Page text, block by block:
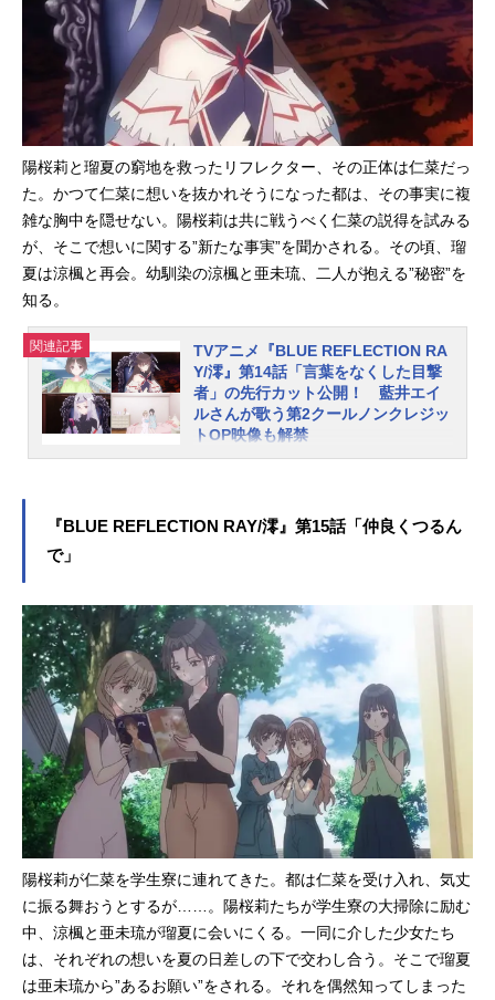
ル。7月2日（金）の放送回は総集編
となるTVアニメ『BLUEREFLECTIO
NRAY/澪』特別編を放送。そして7月
9日（金）より第2クールがスタート
します。その第2クール最初のお話と
なる第13話のあらすじ、先行カット
公開されました。さらに第13話か
ら、OP主題歌が新しくなります。新
オープニング主題歌「アトック」を
歌唱するのは、藍井エイルさんに決
定しました。さらに第13話から新キ
ャラの涼楓と亜未琉が登場。声優は
決定し、コメントも到着しました。
あわせてご紹介しましょう。第13話
「サム・ガールズ」あらすじ夏休み
を迎えた陽桜莉たち。フラグメント
を失ったモモは眠り続け、美弦の行
いく。そんな中、モモの見舞いで病
陽桜莉と瑠夏の窮地を救ったリフレクター、その正体は仁菜だっ
た。かつて仁菜に想いを抜かれそうになった都は、その事実に複
雑な胸中を隠せない。陽桜莉は共に戦うべく仁菜の説得を試みる
が、そこで想いに関する”新たな事実”を聞かされる。その頃、瑠
夏は涼楓と再会。幼馴染の涼楓と亜未琉、二人が抱える”秘密”を
知る。
関連記事
TVアニメ『BLUE REFLECTION RA
Y/澪』第14話「言葉をなくした目撃
者」の先行カット公開！ 藍井エイ
ルさんが歌う第2クールノンクレジッ
トOP映像も解禁
コーエーテクモゲームスのガストブ
剣』を原点に、新たな少女たちの物
先陣を切って、TVアニメ『BLUERE
FLECTIONRAY/澪』が“アニメイズ
ム”枠ほかにて好評放送中です。この
度、本作の第2クールノンクレジット
OP映像が公開となりました。藍井エ
イルさんが歌う「アトック」に乗
せ、陽桜莉たちの“想い”を懸けた戦い
と日常が、楽曲のテーマにもなって
いる「影と光」を感じさせる映像と
なっています。さらに第14話のあら
すじ、先行カットも公開。新たな力
を手に入れ、陽桜莉を襲った美弦。
そんな陽桜莉たちの窮地に現れたの
は仁菜だった。いったい彼女は何を
目的としているのでしょうか……。
第14話「言葉をなくした目撃者」あ
『BLUE REFLECTION RAY/澪』第15話「仲良くつるん
で」
陽桜莉が仁菜を学生寮に連れてきた。都は仁菜を受け入れ、気丈
に振る舞おうとするが……。陽桜莉たちが学生寮の大掃除に励む
中、涼楓と亜未琉が瑠夏に会いにくる。一同に介した少女たち
は、それぞれの想いを夏の日差しの下で交わし合う。そこで瑠夏
は亜未琉から”あるお願い”をされる。それを偶然知ってしまった